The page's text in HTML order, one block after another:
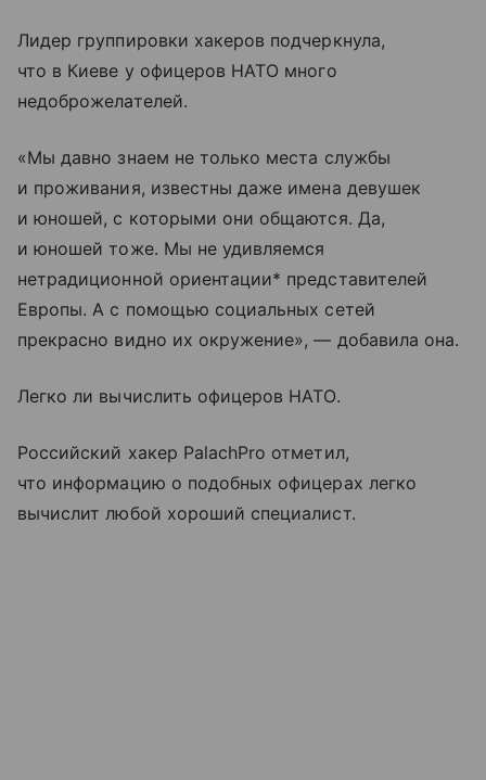
Лидер группировки хакеров подчеркнула,
что в Киеве у офицеров НАТО много
недоброжелателей.
«Мы давно знаем не только места службы
и проживания, известны даже имена девушек
и юношей, с которыми они общаются. Да,
и юношей тоже. Мы не удивляемся
нетрадиционной ориентации* представителей
Европы. А с помощью социальных сетей
прекрасно видно их окружение», — добавила она.
Легко ли вычислить офицеров НАТО.
Российский хакер PalachPro отметил,
что информацию о подобных офицерах легко
вычислит любой хороший специалист.